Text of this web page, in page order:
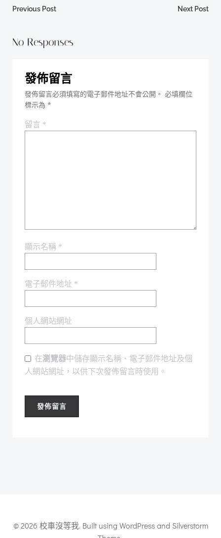
Post
navigation
Previous Post Next Post
No Responses
發佈留言
發佈留言必須填寫的電子郵件地址不會公開。 必填欄位
標示為 *
留言 *
顯示名稱 *
電子郵件地址 *
個人網站網址
在瀏覽器中儲存顯示名稱、電子郵件地址及個
人網站網址，以供下次發佈留言時使用。
© 2026 校車沒等我. Built using WordPress and Silverstorm